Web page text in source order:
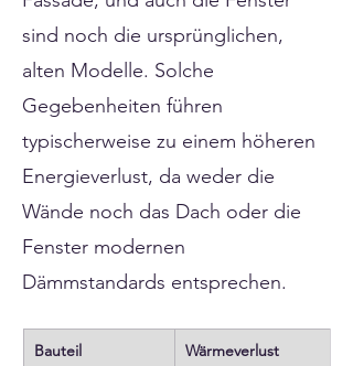
sind noch die ursprünglichen,
alten Modelle. Solche
Gegebenheiten führen
typischerweise zu einem höheren
Energieverlust, da weder die
Wände noch das Dach oder die
Fenster modernen
Dämmstandards entsprechen.
Bauteil Wärmeverlust